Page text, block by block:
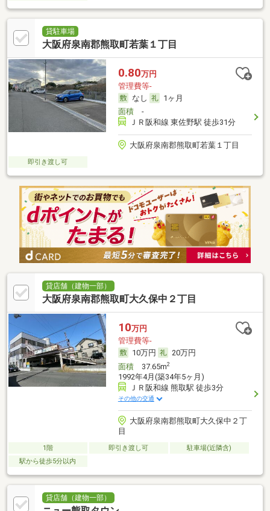
貸駐車場
大阪府泉南郡熊取町若葉１丁目
0.80万円
管理費等-
なし
1ヶ月
面積-
ＪＲ阪和線 東佐野駅 徒歩31分
大阪府泉南郡熊取町若葉１丁目
即引き渡し可
貸店舗（建物一部）
大阪府泉南郡熊取町大久保中２丁目
10万円
管理費等-
10万円
20万円
面積37.65m2
1992年4月(築34年5ヶ月)
ＪＲ阪和線 熊取駅 徒歩3分
その他の交通
大阪府泉南郡熊取町大久保中２丁
目
1階 即引き渡し可
駐車場(近隣含)
駅から徒歩5分以内
貸店舗（建物一部）